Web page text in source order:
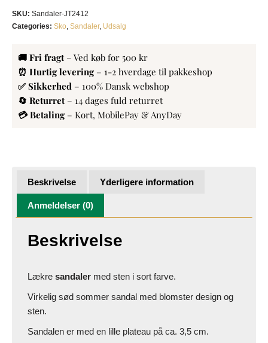
SKU: Sandaler-JT2412
Categories: Sko, Sandaler, Udsalg
🚚 Fri fragt – Ved køb for 500 kr
⏰ Hurtig levering – 1-2 hverdage til pakkeshop
✅ Sikkerhed – 100% Dansk webshop
🔄 Returret – 14 dages fuld returret
💳 Betaling – Kort, MobilePay & AnyDay
Beskrivelse Yderligere information
Anmeldelser (0)
Beskrivelse
Lækre sandaler med sten i sort farve.
Virkelig sød sommer sandal med blomster design og
sten.
Sandalen er med en lille plateau på ca. 3,5 cm.